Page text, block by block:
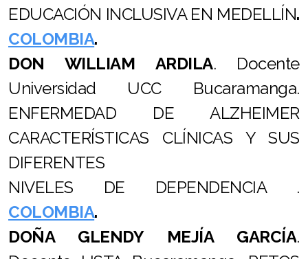
EDUCACIÓN INCLUSIVA EN MEDELLÍN.
COLOMBIA.
DON WILLIAM ARDILA. Docente
Universidad UCC Bucaramanga.
ENFERMEDAD DE ALZHEIMER
CARACTERÍSTICAS CLÍNICAS Y SUS
DIFERENTES
NIVELES DE DEPENDENCIA .
COLOMBIA.
DOÑA GLENDY MEJÍA GARCÍA.
Proxecto Observatorio da Terminoloxía
Proxecto Xustiza Con Apoio
Proxecto Amig@s da Lectura Fácil
Proxecto Muller en Harmonía
Proxecto Persoas Adultas Maiores Inclusiv@s